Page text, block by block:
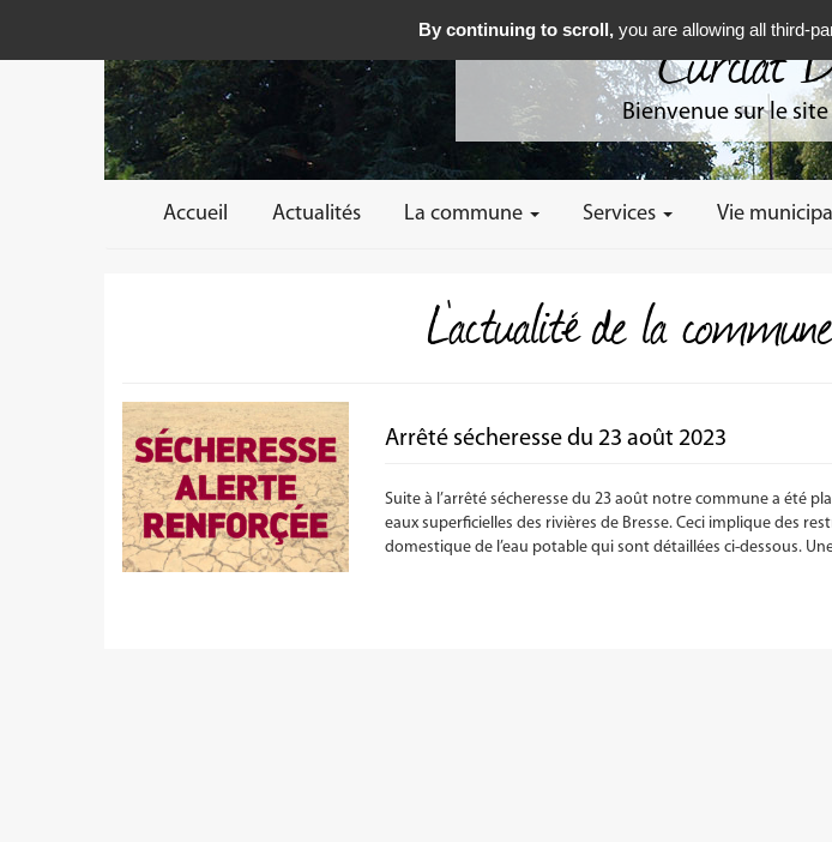
Curciat
Bienvenue sur le
Accueil Actualités La commune Services Vie
L'actualité de la commune
Arrêté sécheresse du 23 août 2023
Suite à l’arrêté sécheresse du 23 août notre commune a été
eaux superficielles des rivières de Bresse. Ceci implique des
domestique de l’eau potable qui sont détaillées ci-dessous.
By continuing to scroll, you are allowing all third-